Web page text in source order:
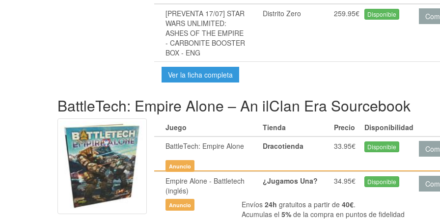
[PREVENTA 17/07] STAR
WARS UNLIMITED:
ASHES OF THE EMPIRE
- CARBONITE BOOSTER
BOX - ENG
Distrito Zero 259.95€ Disponible
Ver la ficha completa
BattleTech: Empire Alone – An ilClan Era Sourcebook
Juego Tienda Precio
Disponibilidad
BattleTech: Empire Alone
Dracotienda 33.95€ Disponible
Anuncio
Empire Alone - Battletech
(inglés)
¿Jugamos Una? 34.95€ Disponible
Anuncio Envíos 24h gratuitos a partir de 40€.
Acumulas el 5%de la compra en puntos de fidelidad